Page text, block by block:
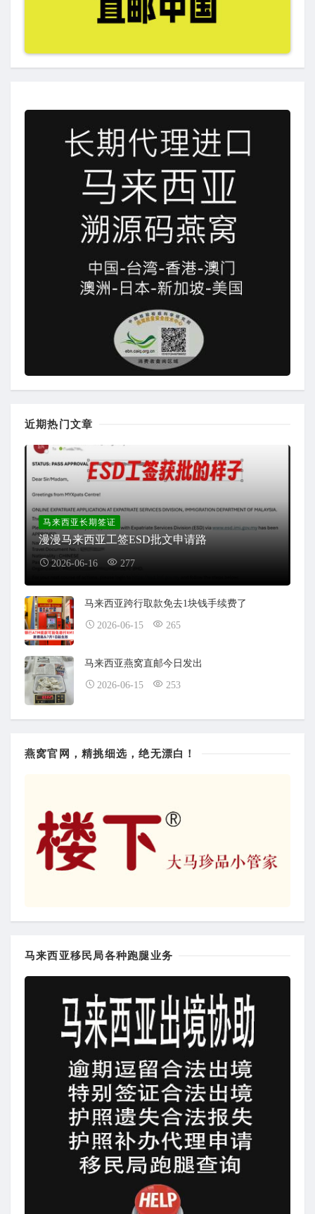
近期热门文章
马来西亚长期签证
漫漫马来西亚工签ESD批文申请路
2026-06-16 277
马来西亚跨行取款免去1块钱手续费了
2026-06-15 265
马来西亚燕窝直邮今日发出
2026-06-15 253
燕窝官网，精挑细选，绝无漂白！
马来西亚移民局各种跑腿业务